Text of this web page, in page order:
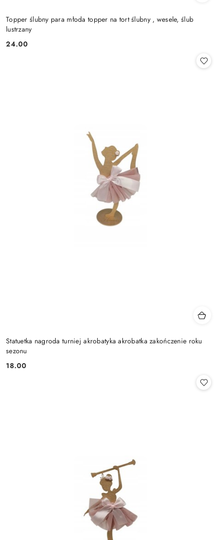
Topper ślubny para młoda topper na tort ślubny , wesele, ślub
lustrzany
Cena:
24.00
Statuetka nagroda turniej akrobatyka akrobatka zakończenie roku
sezonu
Cena:
18.00